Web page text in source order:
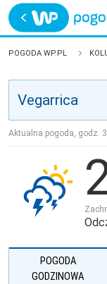
Trwa ładowanie
POLSKA
JAKOŚĆ POWIETRZA
POGODA WP.PL
Aktualna pogoda, godz.
POGODA
GODZINOWA